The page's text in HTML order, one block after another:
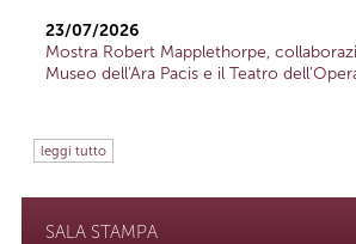
23/07/2026
Mostra Robert Mapplethorpe,
Museo dell'Ara Pacis e il Teatro
leggi tutto
SALA STAMPA